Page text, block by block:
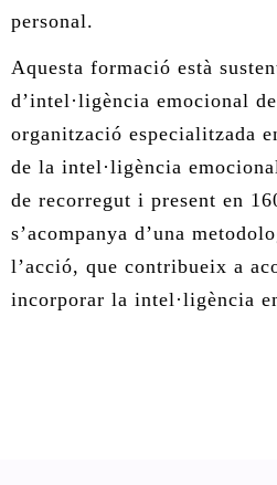
personal.
Aquesta formació està
d’intel·ligència emocional
organització especialitzada
de la intel·ligència
de recorregut i present en
s’acompanya d’una
l’acció, que contribueix a
incorporar la intel·ligència